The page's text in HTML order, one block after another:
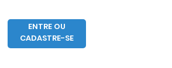
ENTRE OU
CADASTRE-SE